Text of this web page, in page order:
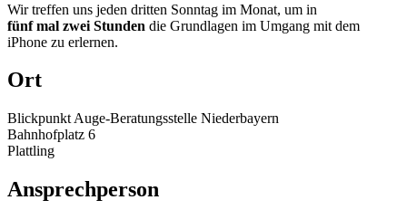
Wir treffen uns jeden dritten Sonntag im Monat, um in
fünf mal zwei Stunden die Grundlagen im Umgang mit dem
iPhone zu erlernen.
Ort
Blickpunkt Auge-Beratungsstelle Niederbayern
Bahnhofplatz 6
Plattling
Ansprechperson